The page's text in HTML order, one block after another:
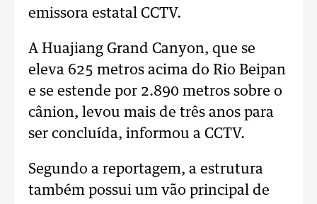
emissora estatal CCTV.
A Huajiang Grand Canyon, que se
eleva 625 metros acima do Rio Beipan
e se estende por 2.890 metros sobre o
cânion, levou mais de três anos para
ser concluída, informou a CCTV.
Segundo a reportagem, a estrutura
também possui um vão principal de